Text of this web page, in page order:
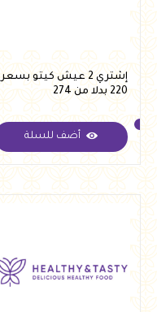
إشتري 2 عيش كيتو بسعر
220 بدلا من 274
أضف للسلة